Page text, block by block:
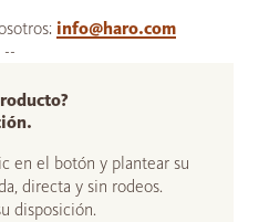
info@haro.com
--
en el botón y plantear su
directa y sin rodeos.
disposición.